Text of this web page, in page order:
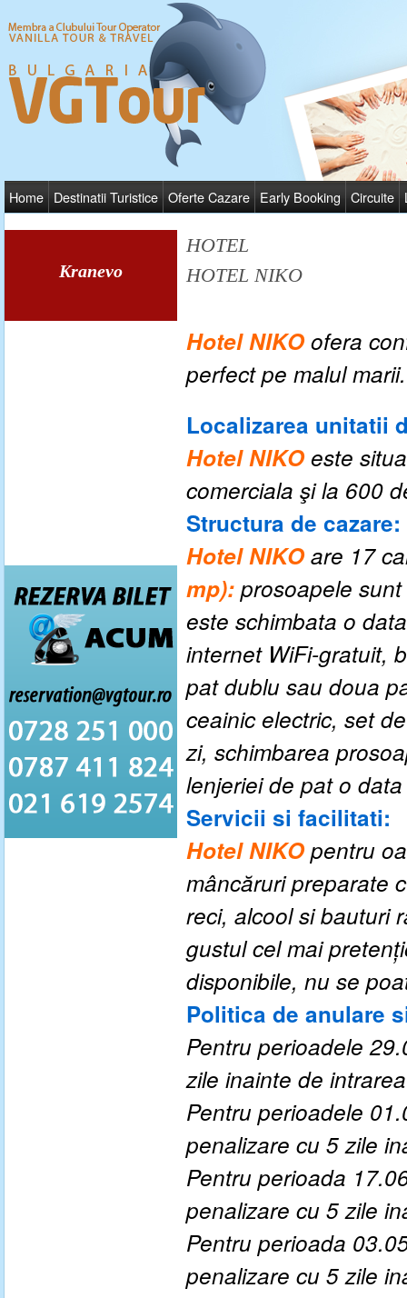
Home Destinatii Turistice Oferte Cazare Early Booking Circuite
Kranevo
HOTEL
HOTEL NIKO
Hotel NIKO ofera
perfect pe malul marii.
Localizarea unitatii
Hotel NIKO este
comerciala şi la 600
Structura de cazare:
Hotel NIKO are 17
mp): prosoapele
este schimbata o
internet WiFi-gratuit,
pat dublu sau doua
ceainic electric, set
zi, schimbarea
lenjeriei de pat o
Servicii si facilitati:
Hotel NIKO pentru
mâncăruri preparate
reci, alcool si bauturi
gustul cel mai
disponibile, nu se
Politica de anulare
Pentru perioadele
zile inainte de
Pentru perioadele
penalizare cu 5 zile
Pentru perioada
penalizare cu 5 zile
Pentru perioada
penalizare cu 5 zile